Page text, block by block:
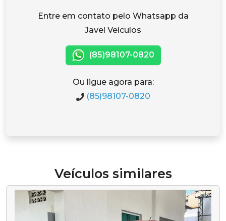
Entre em contato pelo Whatsapp da
Javel Veículos
(85)98107-0820
Ou ligue agora para:
(85)98107-0820
Veículos similares